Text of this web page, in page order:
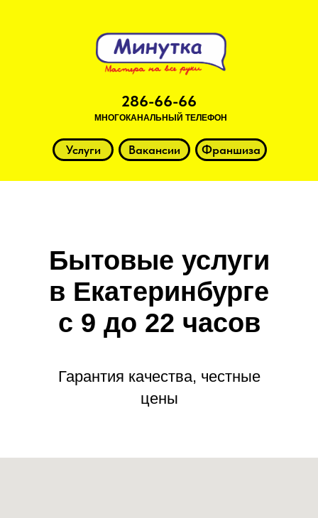
286-66-66
МНОГОКАНАЛЬНЫЙ ТЕЛЕФОН
Услуги Вакансии Франшиза
Бытовые услуги
в Екатеринбурге
с 9 до 22 часов
Гарантия качества, честные
цены